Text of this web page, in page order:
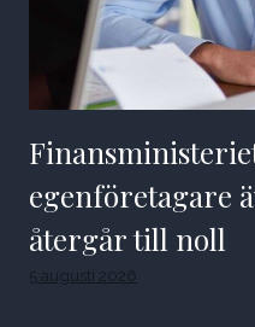
egenföretagare
återgår till noll
5 augusti 2026